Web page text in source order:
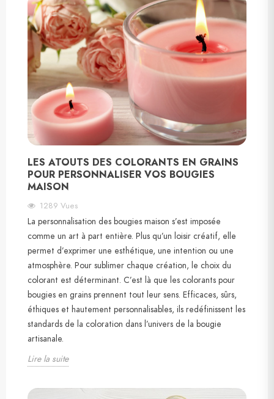
LES ATOUTS DES COLORANTS EN GRAINS
POUR PERSONNALISER VOS BOUGIES
MAISON
1289 Vues
La personnalisation des bougies maison s’est imposée
comme un art à part entière. Plus qu’un loisir créatif, elle
permet d’exprimer une esthétique, une intention ou une
atmosphère. Pour sublimer chaque création, le choix du
colorant est déterminant. C’est là que les colorants pour
bougies en grains prennent tout leur sens. Efficaces, sûrs,
éthiques et hautement personnalisables, ils redéfinissent les
standards de la coloration dans l’univers de la bougie
artisanale.
Lire la suite